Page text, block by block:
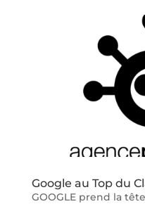
Google au Top du
GOOGLE prend la